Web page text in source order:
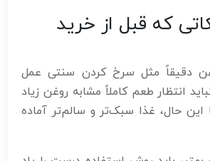
که قبل از خرید
دقیقاً مثل سرخ کردن سنتی عمل
انتظار طعم کاملاً مشابه روغن زیاد
این حال، غذا سبک‌تر و سالم‌تر آماده